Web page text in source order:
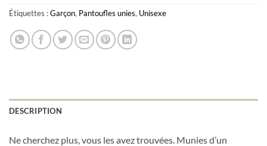
Étiquettes :Garçon, Pantoufles unies, Unisexe
DESCRIPTION
Ne cherchez plus, vous les avez trouvées. Munies d’un